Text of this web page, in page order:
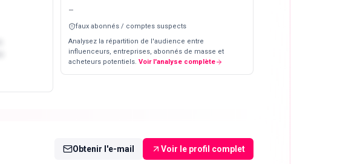
-
faux abonnés / comptes suspects
Analysez la répartition de l'audience entre
influenceurs, entreprises, abonnés de masse et
acheteurs potentiels. Voir l'analyse complète
Obtenir l'e-mail Voir le profil complet